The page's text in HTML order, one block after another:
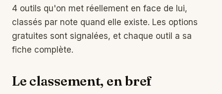
4 outils qu'on met réellement en face de lui,
classés par note quand elle existe. Les options
gratuites sont signalées, et chaque outil a sa
fiche complète.
Le classement, en bref